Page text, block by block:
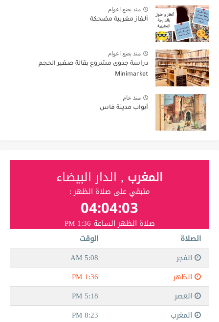
منذ بضع اعوام
ألغاز مغربية مضحكة
منذ بضع اعوام
دراسة جدوى مشروع بقالة صغير الحجم
Minimarket
منذ عام
أبواب مدينة فاس